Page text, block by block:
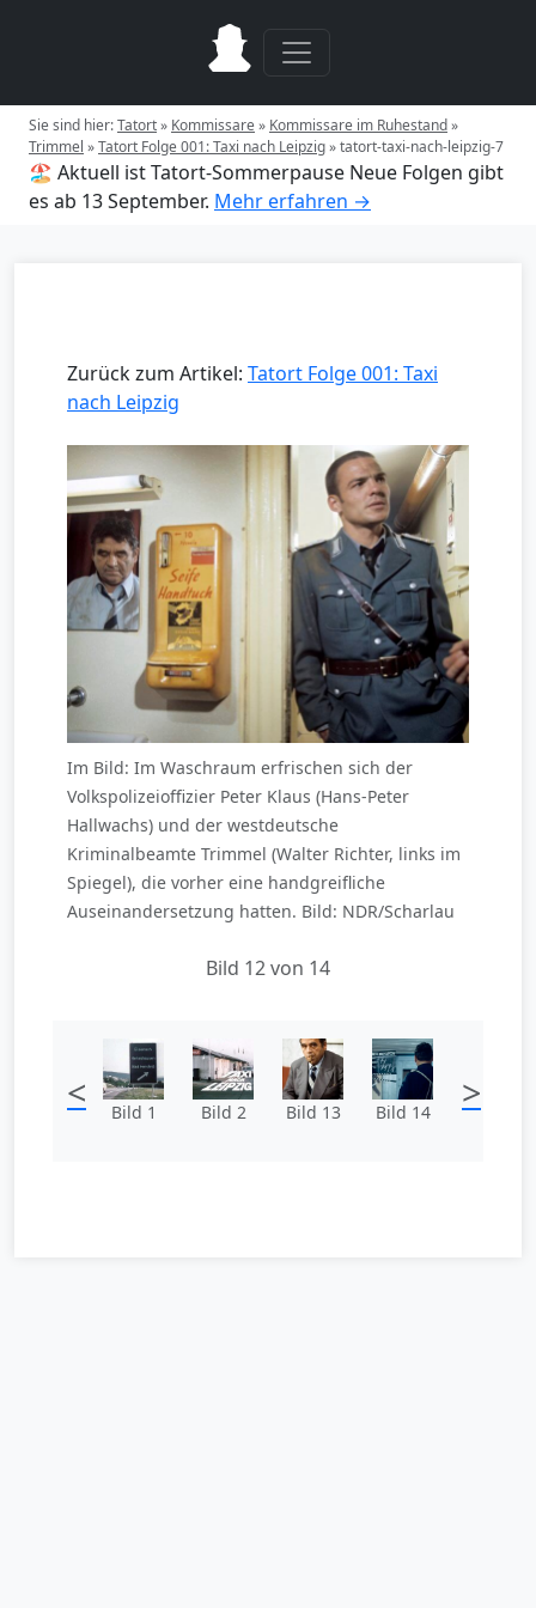
Sie sind hier:Tatort» Kommissare» Kommissare im Ruhestand»
Trimmel »Tatort Folge 001: Taxi nach Leipzig»tatort-taxi-nach-leipzig-7
🏖️ Aktuell ist Tatort-Sommerpause Neue Folgen gibt
es ab 13 September. Mehr erfahren →
Zurück zum Artikel: Tatort Folge 001: Taxi
nach Leipzig
Im Bild: Im Waschraum erfrischen sich der
Volkspolizeioffizier Peter Klaus (Hans-Peter
Hallwachs) und der westdeutsche
Kriminalbeamte Trimmel (Walter Richter, links im
Spiegel), die vorher eine handgreifliche
Auseinandersetzung hatten. Bild: NDR/Scharlau
Bild 12 von 14
< Bild 1 Bild 2 Bild 13 Bild 14 >